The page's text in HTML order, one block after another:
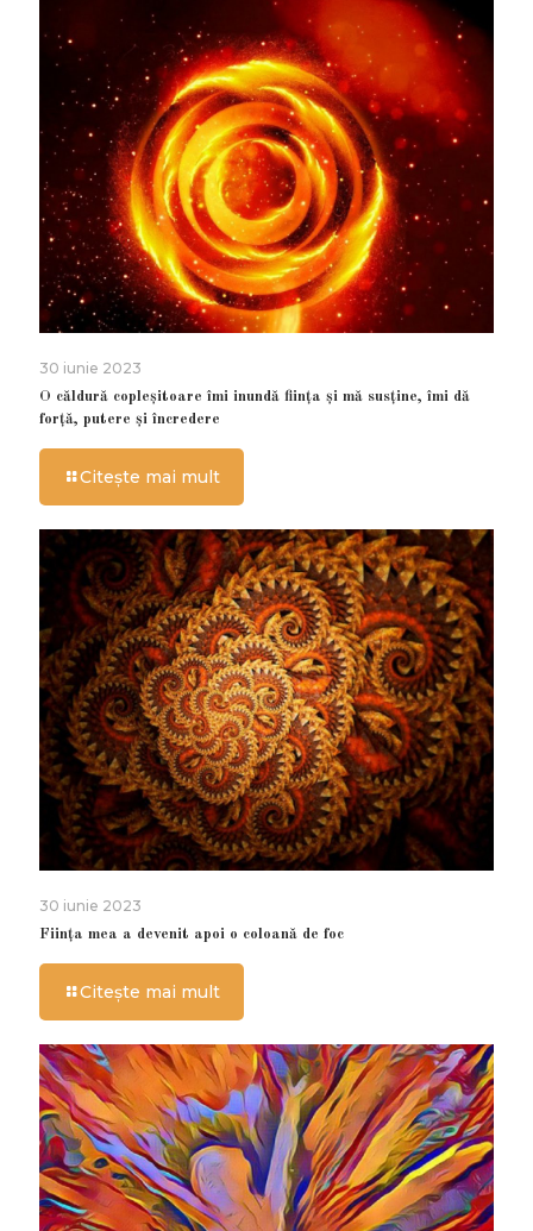
30 iunie 2023
O căldură copleșitoare îmi inundă ființa și mă susține, îmi dă
forță, putere și încredere
Citește mai mult
30 iunie 2023
Ființa mea a devenit apoi o coloană de foc
Citește mai mult